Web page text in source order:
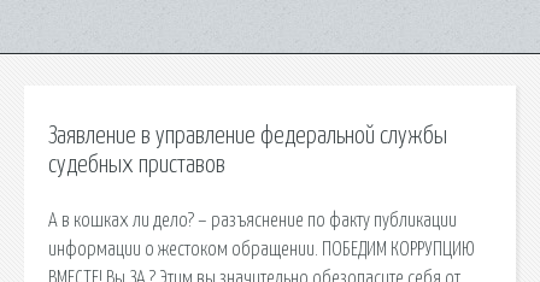
Заявление в управление федеральной службы
судебных приставов
А в кошках ли дело? – разъяснение по факту публикации
информации о жестоком обращении. ПОБЕДИМ КОРРУПЦИЮ
ВМЕСТЕ! Вы ЗА ? Этим вы значительно обезопасите себя от